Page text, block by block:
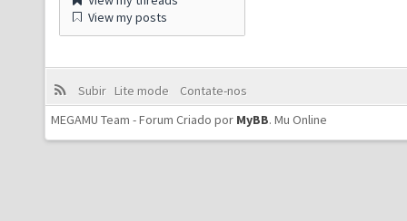
View my posts
Subir Lite mode
Contate-nos
MEGAMU Team - Forum Criado por MyBB. Mu Online